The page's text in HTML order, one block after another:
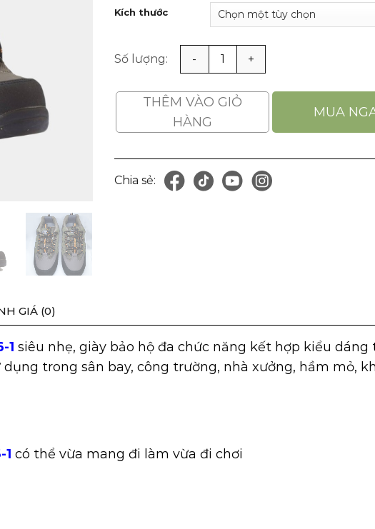
Kích thước
Giày Bảo Hộ Hàn Quốc HANS HS16-1 Thể Thao
THÊM VÀO GIỎ
HÀNG
MUA
Chia sẻ:
GIÁ (0)
1 siêu nhẹ, giày bảo hộ đa chức năng kết hợp kiểu dáng
trong sân bay, công trường, nhà xưởng, hầm mỏ,
1 có thể vừa mang đi làm vừa đi chơi